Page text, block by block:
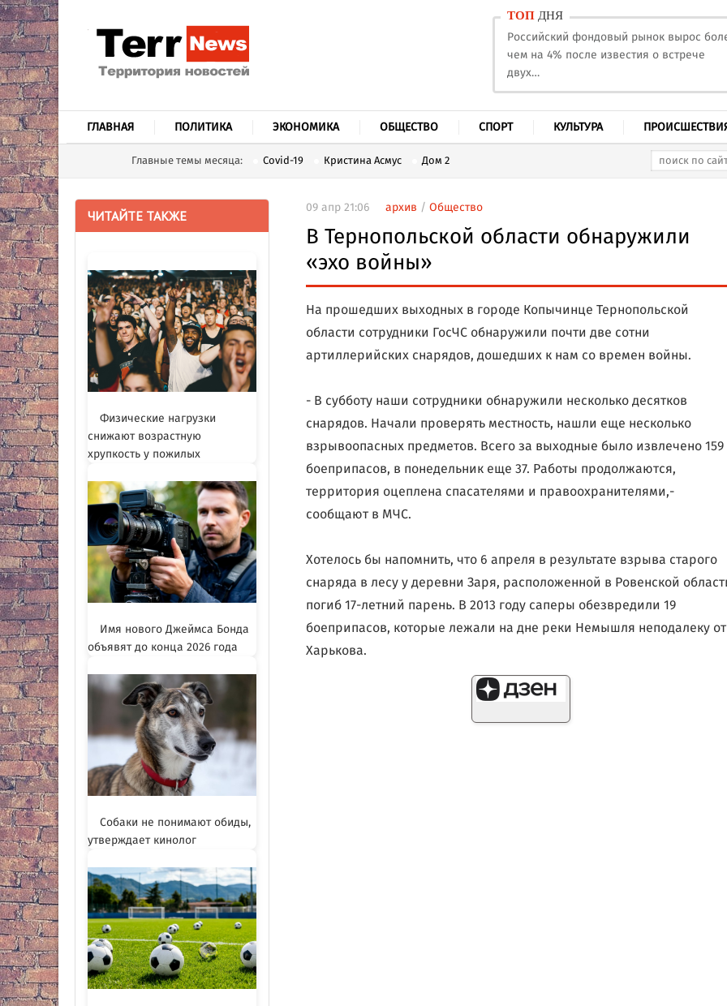
ТОП ДНЯ
Российский фондовый рынок вырос
чем на 4% после известия о встрече
двух…
ГЛАВНАЯ ПОЛИТИКА ЭКОНОМИКА ОБЩЕСТВО СПОРТ КУЛЬТУРА
Главные темы месяца: Covid-19 Кристина Асмус Дом 2
ЧИТАЙТЕ ТАКЖЕ
Физические нагрузки
снижают возрастную
хрупкость у пожилых
Имя нового Джеймса Бонда
объявят до конца 2026 года
Собаки не понимают обиды,
утверждает кинолог
09 апр 21:06 архив / Общество
В Тернопольской области обнаружили
«эхо войны»
На прошедших выходных в городе Копычинце Тернопольской
области сотрудники ГосЧС обнаружили почти две сотни
артиллерийских снарядов, дошедших к нам со времен войны.
- В субботу наши сотрудники обнаружили несколько десятков
снарядов. Начали проверять местность, нашли еще несколько
взрывоопасных предметов. Всего за выходные было извлечено 159
боеприпасов, в понедельник еще 37. Работы продолжаются,
территория оцеплена спасателями и правоохранителями,-
сообщают в МЧС.
Хотелось бы напомнить, что 6 апреля в результате взрыва старого
снаряда в лесу у деревни Заря, расположенной в Ровенской
погиб 17-летний парень. В 2013 году саперы обезвредили 19
боеприпасов, которые лежали на дне реки Немышля неподалеку от
Харькова.